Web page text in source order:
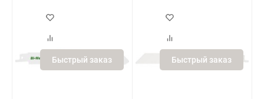
Быстрый заказ Быстрый заказ